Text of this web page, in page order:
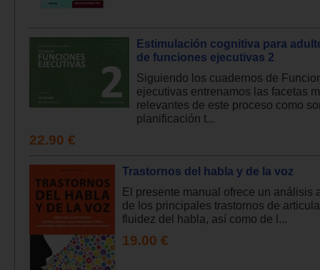
Estimulación cognitiva para
de funciones ejecutivas 2
Siguiendo los cuadernos de
ejecutivas entrenamos las facetas
relevantes de este proceso como
planificación t...
22.90 €
Trastornos del habla y de la voz
El presente manual ofrece un análisis
de los principales trastornos de
fluidez del habla, así como de l...
19.00 €